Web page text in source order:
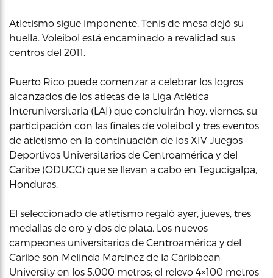
Atletismo sigue imponente. Tenis de mesa dejó su
huella. Voleibol está encaminado a revalidad sus
centros del 2011.
Puerto Rico puede comenzar a celebrar los logros
alcanzados de los atletas de la Liga Atlética
Interuniversitaria (LAI) que concluirán hoy, viernes, su
participación con las finales de voleibol y tres eventos
de atletismo en la continuación de los XIV Juegos
Deportivos Universitarios de Centroamérica y del
Caribe (ODUCC) que se llevan a cabo en Tegucigalpa,
Honduras.
El seleccionado de atletismo regaló ayer, jueves, tres
medallas de oro y dos de plata. Los nuevos
campeones universitarios de Centroamérica y del
Caribe son Melinda Martínez de la Caribbean
University en los 5,000 metros; el relevo 4×100 metros